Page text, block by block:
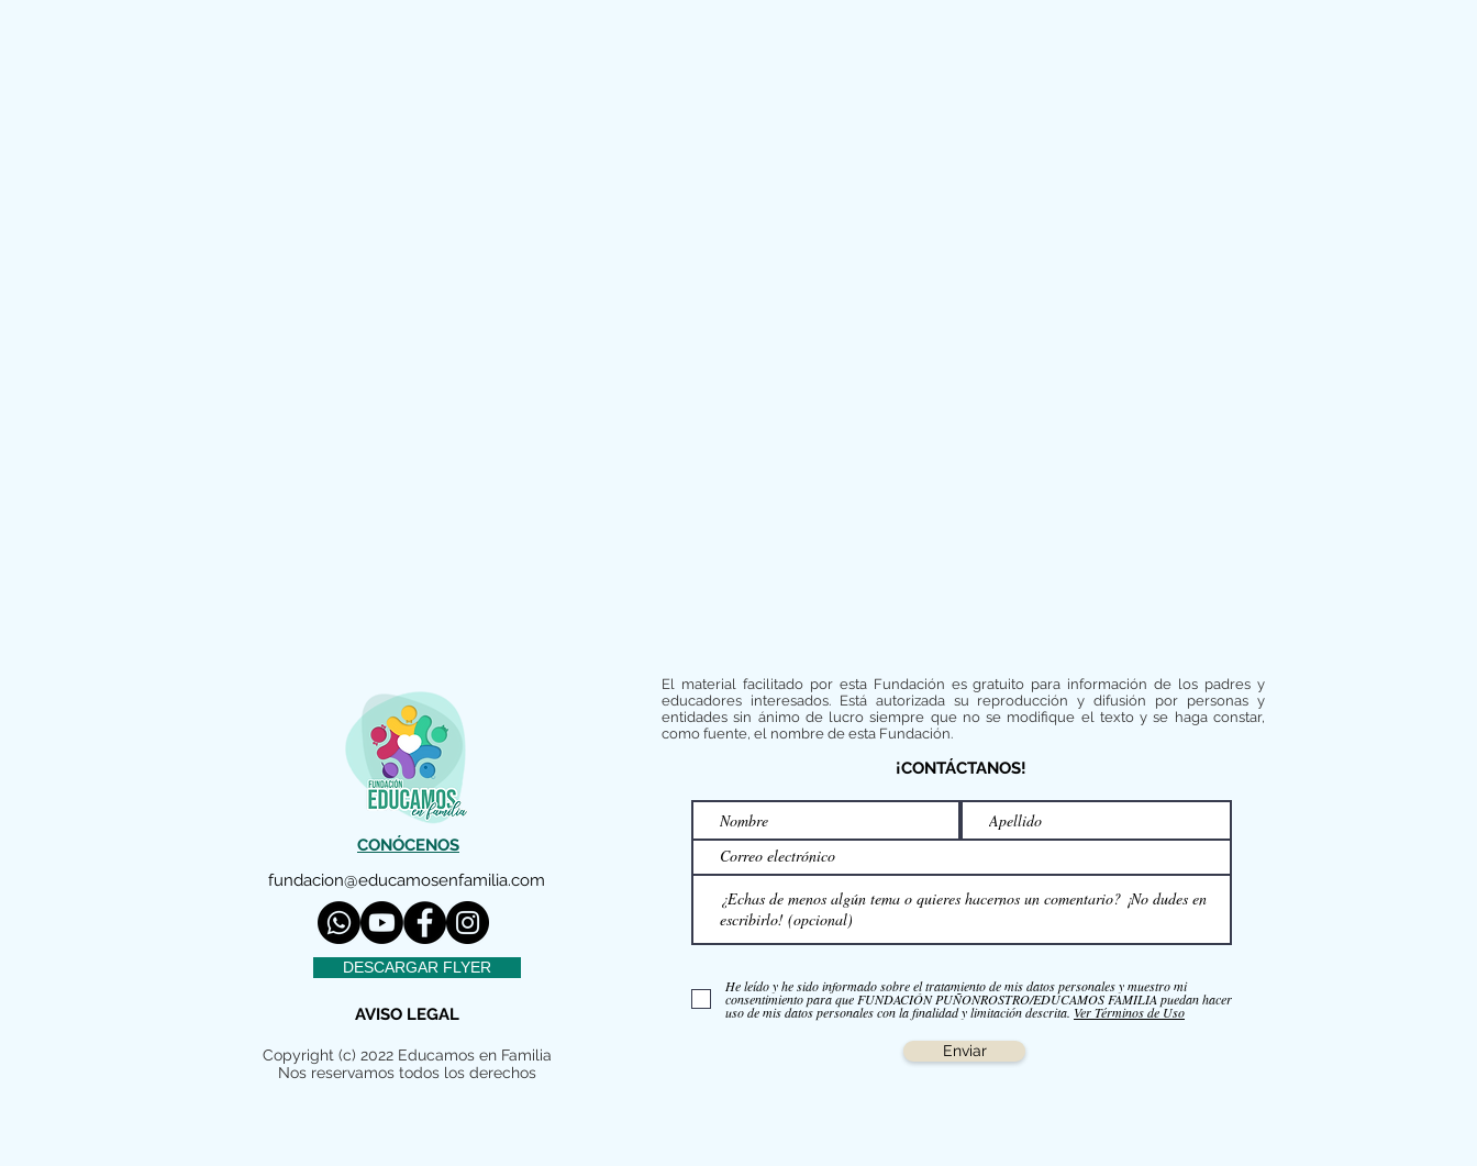
CONÓCENOS
fundacion@educamosenfamilia.com
DESCARGAR FLYER
AVISO LEGAL
Copyright (c) 2022 Educamos en Familia
Nos reservamos todos los derechos
El material facilitado por esta Fundación es gratuito para información de los padres y
educadores interesados. Está autorizada su reproducción y difusión por personas y
entidades sin ánimo de lucro siempre que no se modifique el texto y se haga constar,
como fuente, el nombre de esta Fundación.
¡CONTÁCTANOS!
He leído y he sido informado sobre el tratamiento de mis datos personales y muestro mi
consentimiento para que FUNDACIÓN PUÑONROSTRO/EDUCAMOS FAMILIA puedan hacer
uso de mis datos personales con la finalidad y limitación descrita. Ver Términos de Uso
Enviar